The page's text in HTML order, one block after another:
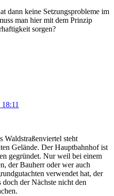
dann keine Setzungsprobleme im
man hier mit dem Prinzip
sorgen?
Waldstraßenviertel steht
Gelände. Der Hauptbahnhof ist
gegründet. Nur weil bei einem
der Bauherr oder wer auch
verwendet hat, der
der Nächste nicht den